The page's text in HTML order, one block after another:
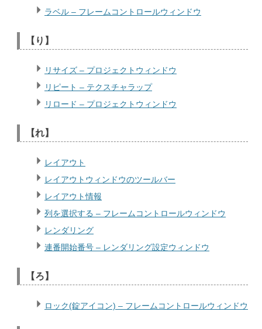
ラベル – フレームコントロールウィンドウ
【り】
リサイズ – プロジェクトウィンドウ
リピート – テクスチャラップ
リロード – プロジェクトウィンドウ
【れ】
レイアウト
レイアウトウィンドウのツールバー
レイアウト情報
列を選択する – フレームコントロールウィンドウ
レンダリング
連番開始番号 – レンダリング設定ウィンドウ
【ろ】
ロック(錠アイコン) – フレームコントロールウィンドウ